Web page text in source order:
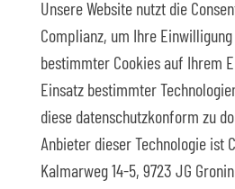
Unsere Website nutzt die
Complianz, um Ihre
bestimmter Cookies auf Ihrem
Einsatz bestimmter
diese datenschutzkonform zu
Anbieter dieser Technologie ist
Kalmarweg 14-5, 9723 JG